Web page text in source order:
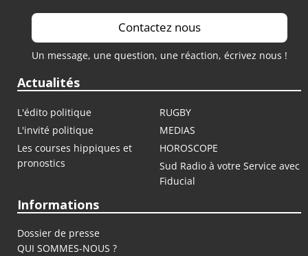
Contactez nous
Un message, une question, une réaction, écrivez nous !
Actualités
L'édito politique
RUGBY
L'invité politique
MEDIAS
Les courses hippiques et
pronostics
HOROSCOPE
Sud Radio à votre Service avec
Fiducial
Informations
Dossier de presse
QUI SOMMES-NOUS ?